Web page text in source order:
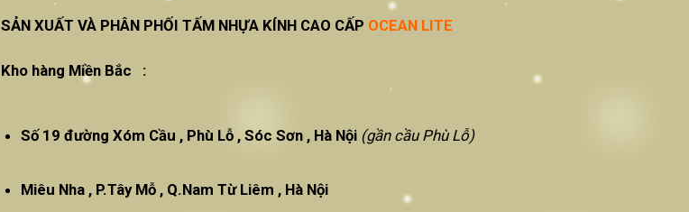
SẢN XUẤT VÀ PHÂN PHỐI TẤM NHỰA KÍNH CAO CẤP OCEAN LITE
Kho hàng Miền Bắc :
Số 19 đường Xóm Cầu , Phù Lỗ , Sóc Sơn , Hà Nội (gần cầu Phù Lỗ)
Miêu Nha , P.Tây Mỗ , Q.Nam Từ Liêm , Hà Nội